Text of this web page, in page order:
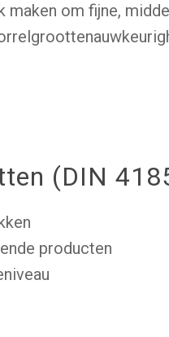
maken om fijne,
(DIN
producten